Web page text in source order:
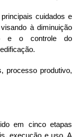
cuidados e
à diminuição
e o controle do
processo produtivo,
em cinco etapas
execução e uso. A